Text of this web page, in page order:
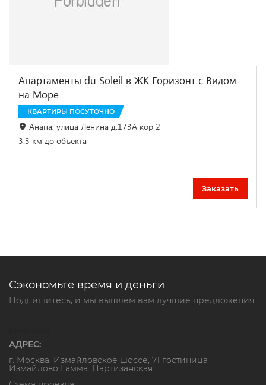
Апартаменты du Soleil в ЖК Горизонт с Видом
на Море
КВАРТИРЫ ПОСУТОЧНО
Анапа, улица Ленина д.173А кор 2
3.3 км до объекта
Заказать
Сэкономьте время и деньги
Подпишитесь, и мы вышлем вам лучшие предложения
АДРЕС:
г. Москва, Измайловское шоссе, 71 гостиница
Измайлово Гамма. Партизанская